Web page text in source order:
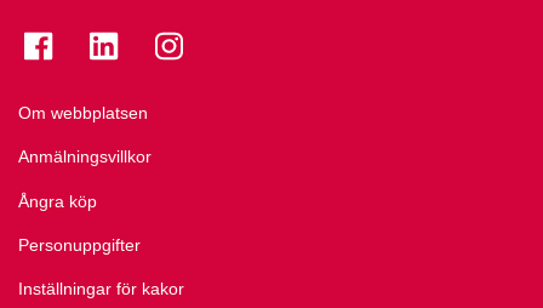
Om webbplatsen
Anmälningsvillkor
Ångra köp
Personuppgifter
Inställningar för kakor
Se folkuniversitetet på Facebook
Se folkuniversitetet på LinkedIn